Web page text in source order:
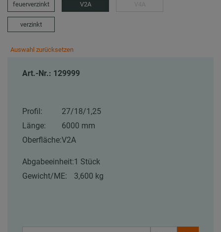
feuerverzinkt V2A
verzinkt
Auswahl zurücksetzen
Art.-Nr.: 129999
Profil:
27/18/1,25
Länge:
6000 mm
Oberfläche:V2A
Abgabeeinheit:1 Stück
Gewicht/ME:
3,600 kg